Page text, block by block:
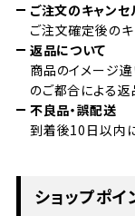
ご注文のキャンセ
ご注文確定後のキ
返品について
商品のイメージ
のご都合による
不良品・誤配送
到着後10日以内に
ショップポイ